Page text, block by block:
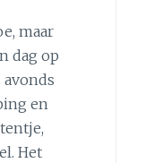
maar
dag op
avonds
en
Het